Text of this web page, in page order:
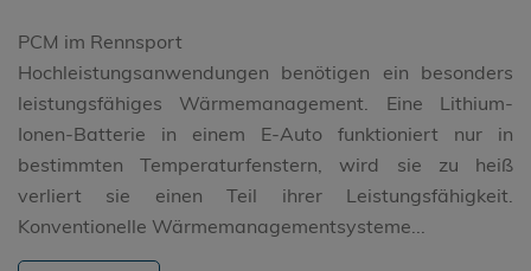
PCM im Rennsport
Hochleistungsanwendungen benötigen ein besonders
leistungsfähiges Wärmemanagement. Eine Lithium-
Ionen-Batterie in einem E-Auto funktioniert nur in
bestimmten Temperaturfenstern, wird sie zu heiß
verliert sie einen Teil ihrer Leistungsfähigkeit.
Konventionelle Wärmemanagementsysteme...